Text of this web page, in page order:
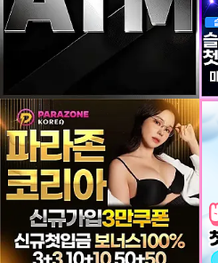
등록일
등록일